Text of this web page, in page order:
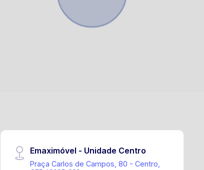
Emaximóvel - Unidade Centro
Praça Carlos de Campos, 80 - Centro,